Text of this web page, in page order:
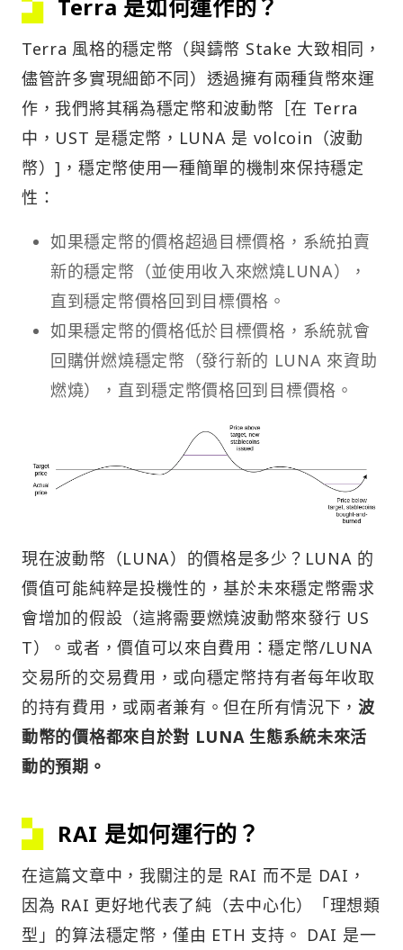
Terra 是如何運作的？
Terra 風格的穩定幣（與鑄幣 Stake 大致相同，
儘管許多實現細節不同）透過擁有兩種貨幣來運
作，我們將其稱為穩定幣和波動幣［在 Terra
中，UST 是穩定幣，LUNA 是 volcoin（波動
幣）]，穩定幣使用一種簡單的機制來保持穩定
性：
如果穩定幣的價格超過目標價格，系統拍賣
新的穩定幣（並使用收入來燃燒LUNA），
直到穩定幣價格回到目標價格。
如果穩定幣的價格低於目標價格，系統就會
回購併燃燒穩定幣（發行新的 LUNA 來資助
燃燒），直到穩定幣價格回到目標價格。
現在波動幣（LUNA）的價格是多少？LUNA 的
價值可能純粹是投機性的，基於未來穩定幣需求
會增加的假設（這將需要燃燒波動幣來發行 US
T）。或者，價值可以來自費用：穩定幣/LUNA
交易所的交易費用，或向穩定幣持有者每年收取
的持有費用，或兩者兼有。但在所有情況下，波
動幣的價格都來自於對 LUNA 生態系統未來活
動的預期。
RAI 是如何運行的？
在這篇文章中，我關注的是 RAI 而不是 DAI，
因為 RAI 更好地代表了純（去中心化）「理想類
型」的算法穩定幣，僅由 ETH 支持。 DAI 是一